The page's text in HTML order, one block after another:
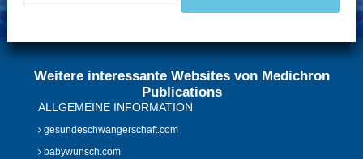
Weitere interessante Websites von Medichron
Publications
ALLGEMEINE INFORMATION
gesundeschwangerschaft.com
babywunsch.com